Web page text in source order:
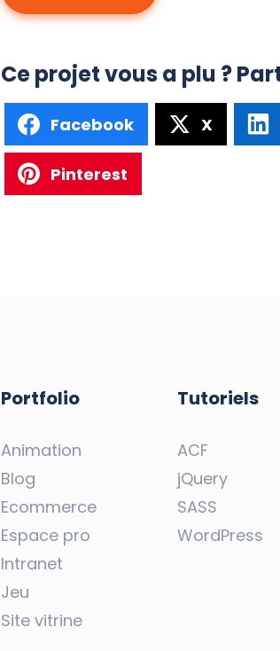
Ce projet vous a plu ?
Facebook X
Pinterest
Portfolio
Animation
Blog
Ecommerce
Espace pro
Intranet
Jeu
Site vitrine
Tutoriels
ACF
jQuery
SASS
WordPress